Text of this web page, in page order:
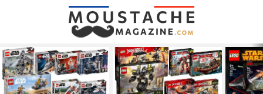
LATEST
STORIES